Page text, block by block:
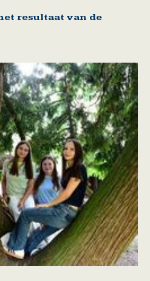
resultaat van de